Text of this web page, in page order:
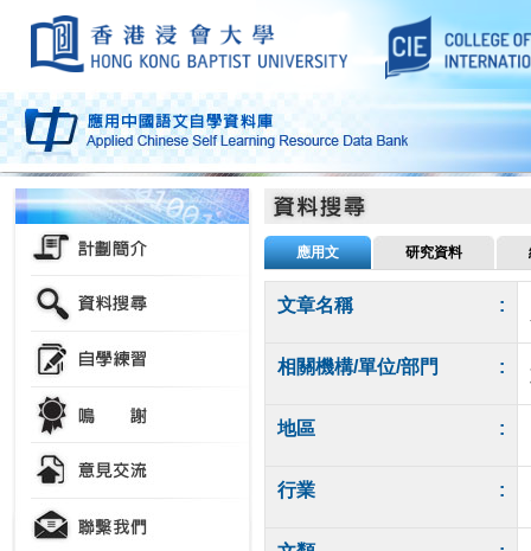
應用文 研究資料
文章名稱 :
相關機構/單位/部門 :
地區 :
行業 :